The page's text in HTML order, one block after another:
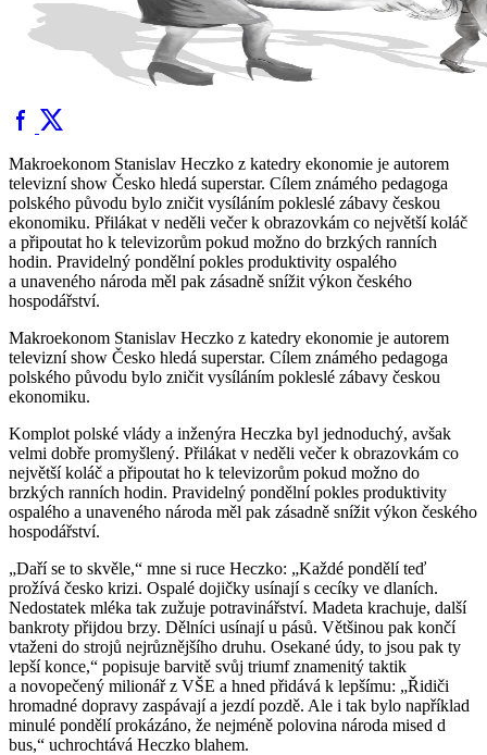
Makroekonom Stanislav Heczko z katedry ekonomie je autorem
televizní show Česko hledá superstar. Cílem známého pedagoga
polského původu bylo zničit vysíláním pokleslé zábavy českou
ekonomiku. Přilákat v neděli večer k obrazovkám co největší koláč
a připoutat ho k televizorům pokud možno do brzkých ranních
hodin. Pravidelný pondělní pokles produktivity ospalého
a unaveného národa měl pak zásadně snížit výkon českého
hospodářství.
Makroekonom Stanislav Heczko z katedry ekonomie je autorem
televizní show Česko hledá superstar. Cílem známého pedagoga
polského původu bylo zničit vysíláním pokleslé zábavy českou
ekonomiku.
Komplot polské vlády a inženýra Heczka byl jednoduchý, avšak
velmi dobře promyšlený. Přilákat v neděli večer k obrazovkám co
největší koláč a připoutat ho k televizorům pokud možno do
brzkých ranních hodin. Pravidelný pondělní pokles produktivity
ospalého a unaveného národa měl pak zásadně snížit výkon českého
hospodářství.
„Daří se to skvěle,“ mne si ruce Heczko: „Každé pondělí teď
prožívá česko krizi. Ospalé dojičky usínají s cecíky ve dlaních.
Nedostatek mléka tak zužuje potravinářství. Madeta krachuje, další
bankroty přijdou brzy. Dělníci usínají u pásů. Většinou pak končí
vtaženi do strojů nejrůznějšího druhu. Osekané údy, to jsou pak ty
lepší konce,“ popisuje barvitě svůj triumf znamenitý taktik
a novopečený milionář z VŠE a hned přidává k lepšímu: „Řidiči
hromadné dopravy zaspávají a jezdí pozdě. Ale i tak bylo například
minulé pondělí prokázáno, že nejméně polovina národa mised d
bus,“ uchrochtává Heczko blahem.